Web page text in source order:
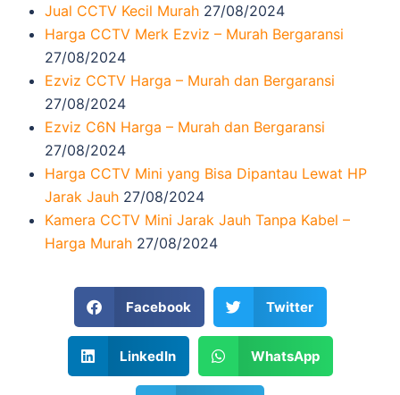
Jual CCTV Kecil Murah 27/08/2024
Harga CCTV Merk Ezviz – Murah Bergaransi
27/08/2024
Ezviz CCTV Harga – Murah dan Bergaransi
27/08/2024
Ezviz C6N Harga – Murah dan Bergaransi
27/08/2024
Harga CCTV Mini yang Bisa Dipantau Lewat HP
Jarak Jauh 27/08/2024
Kamera CCTV Mini Jarak Jauh Tanpa Kabel –
Harga Murah 27/08/2024
Facebook Twitter
LinkedIn WhatsApp